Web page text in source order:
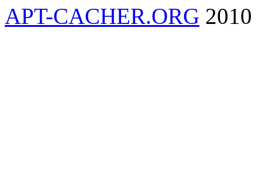
APT-CACHER.ORG 2010